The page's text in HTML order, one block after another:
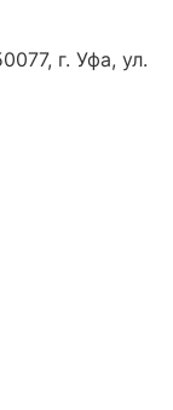
г. Уфа, ул.